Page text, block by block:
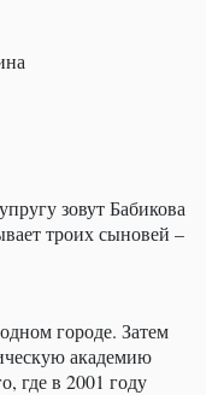
зовут Бабикова
троих сыновей –
городе. Затем
академию
где в 2001 году